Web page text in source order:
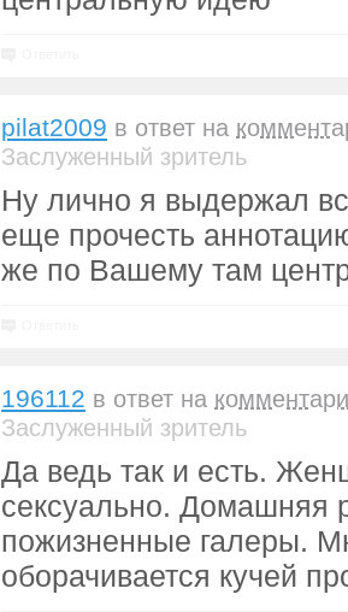
pilat2009 в ответ на
Заслуженный зритель
Ну лично я выдержал
еще прочесть
же по Вашему там
196112 в ответ на
Заслуженный зритель
Да ведь так и есть.
сексуально. Домашняя
пожизненные галеры.
оборачивается кучей